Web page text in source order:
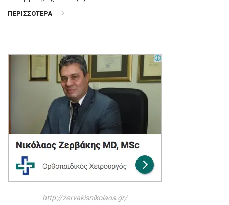
ΠΕΡΙΣΣΌΤΕΡΑ
http://zervakisnikolaos.gr/